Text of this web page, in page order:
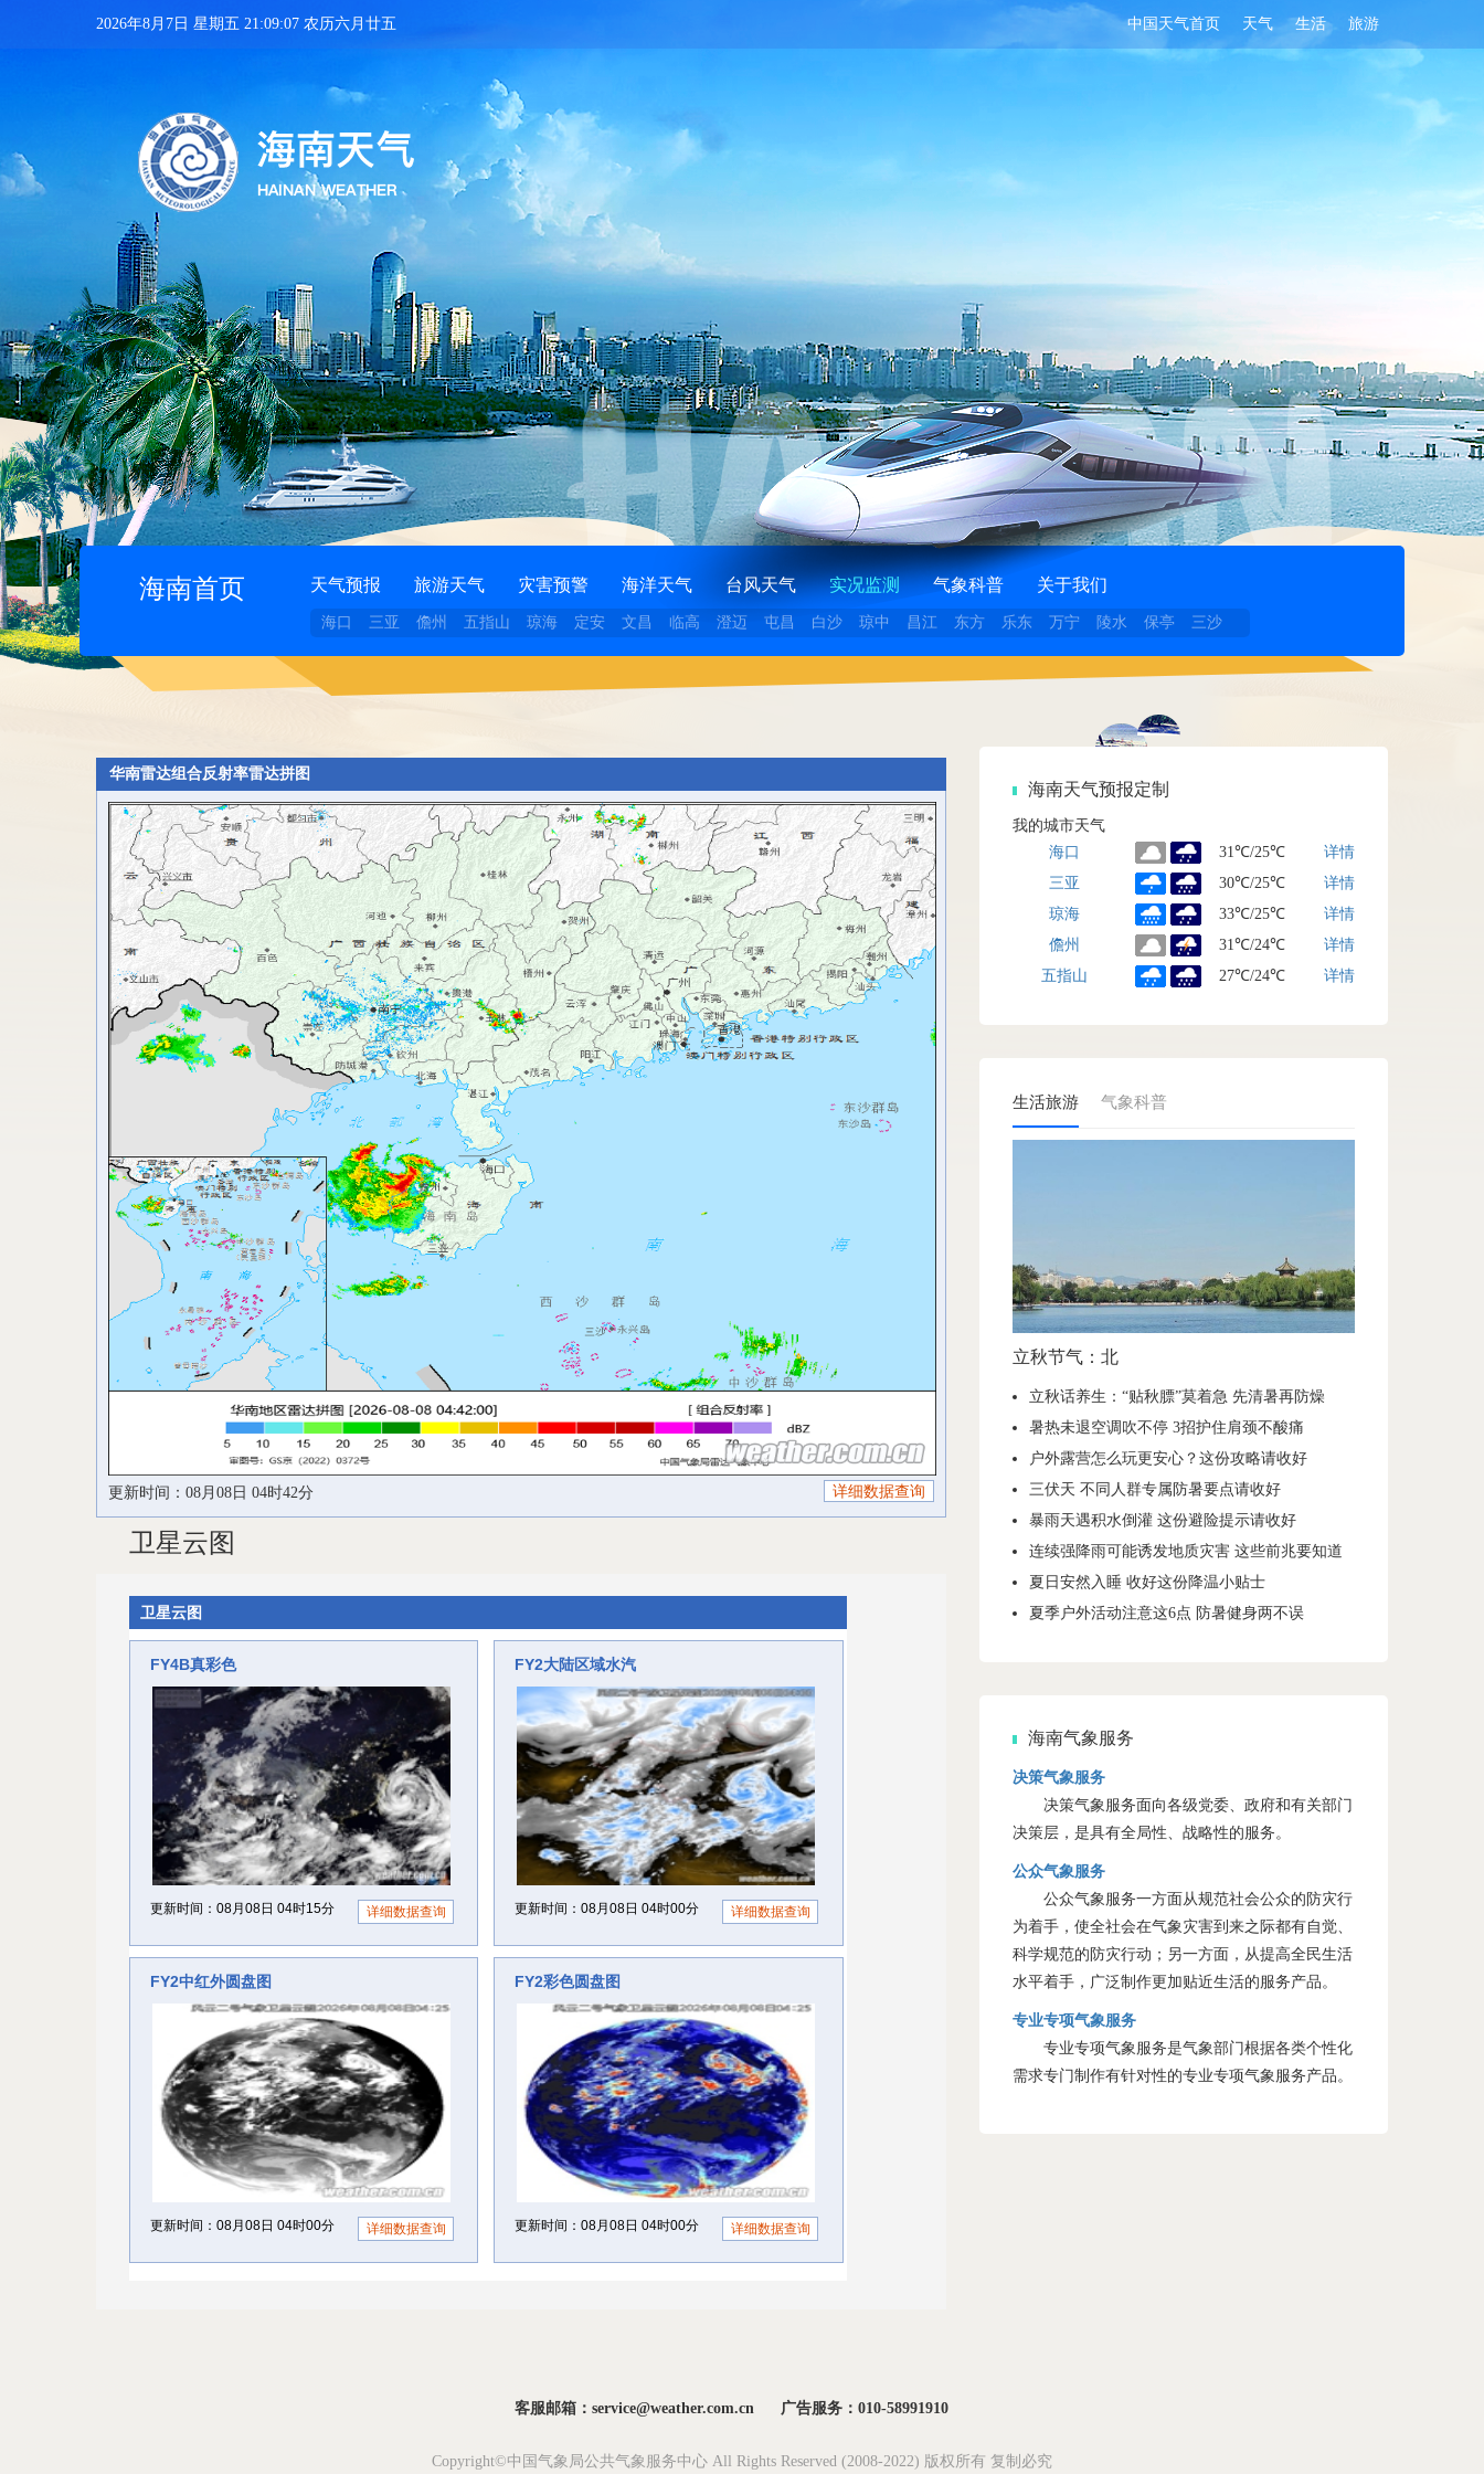
中国天气首页 天气 生活 旅游
2026年8月7日 星期五 21:09:08 农历六月廿五
海南首页 天气预报 旅游天气 灾害预警 海洋天气 台风天气 实况监测 气象科普 关于我们
海口 三亚 儋州 五指山 琼海 定安 文昌 临高 澄迈 屯昌 白沙 琼中 昌江 东方 乐东 万宁 陵水 保亭 三沙
华南雷达组合反射率雷达拼图
更新时间：08月08日 04时42分 详细数据查询
卫星云图
海南天气预报定制
我的城市天气
海口
31℃/25℃
详情
三亚
30℃/25℃
详情
琼海
33℃/25℃
详情
儋州
31℃/24℃
详情
五指山
27℃/24℃ 详情
生活旅游 气象科普
立秋节气：北
立秋话养生：“贴秋膘”莫着急 先清暑再防燥
暑热未退空调吹不停 3招护住肩颈不酸痛
户外露营怎么玩更安心？这份攻略请收好
三伏天 不同人群专属防暑要点请收好
暴雨天遇积水倒灌 这份避险提示请收好
连续强降雨可能诱发地质灾害 这些前兆要知道
夏日安然入睡 收好这份降温小贴士
夏季户外活动注意这6点 防暑健身两不误
海南气象服务
决策气象服务
决策气象服务面向各级党委、政府和有关部门
决策层，是具有全局性、战略性的服务。
公众气象服务
公众气象服务一方面从规范社会公众的防灾行
为着手，使全社会在气象灾害到来之际都有自觉、
科学规范的防灾行动；另一方面，从提高全民生活
水平着手，广泛制作更加贴近生活的服务产品。
专业专项气象服务
专业专项气象服务是气象部门根据各类个性化
需求专门制作有针对性的专业专项气象服务产品。
客服邮箱：service@weather.com.cn 广告服务：010-58991910
Copyright©中国气象局公共气象服务中心 All Rights Reserved (2008-2022) 版权所有 复制必究